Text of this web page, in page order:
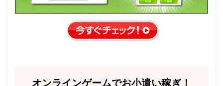
オンラインゲームでお小遣い稼ぎ！